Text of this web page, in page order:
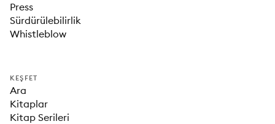
Press
Sürdürülebilirlik
Whistleblow
KEŞFET
Ara
Kitaplar
Kitap Serileri